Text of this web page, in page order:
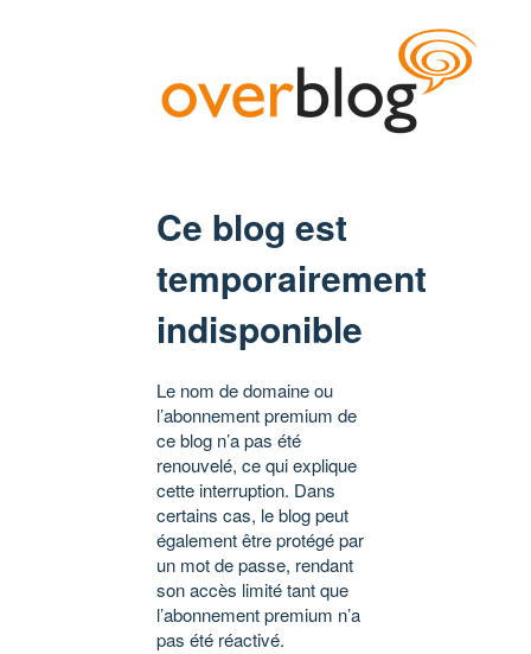
Ce blog est
temporairement
indisponible
Le nom de domaine ou
l’abonnement premium de
ce blog n’a pas été
renouvelé, ce qui explique
cette interruption. Dans
certains cas, le blog peut
également être protégé par
un mot de passe, rendant
son accès limité tant que
l’abonnement premium n’a
pas été réactivé.